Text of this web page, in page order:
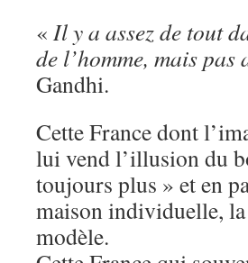
« Il y a assez de tout
de l’homme, mais
Gandhi.
Cette France dont
lui vend l’illusion du
toujours plus » et en
maison individuelle,
modèle.